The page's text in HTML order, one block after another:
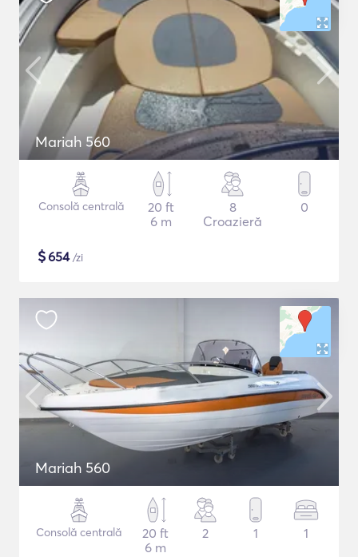
Mariah 560
Consolă centrală
20 ft
6 m
8
Croazieră
0
$654/zi
Mariah 560
Consolă centrală
20 ft
6 m
2 1 1